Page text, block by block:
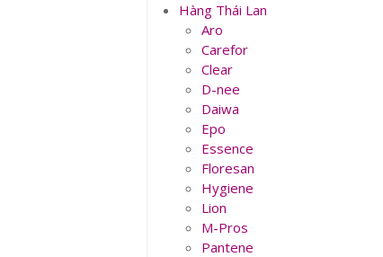
Hàng Thái Lan
Aro
Carefor
Clear
D-nee
Daiwa
Epo
Essence
Floresan
Hygiene
Lion
M-Pros
Pantene